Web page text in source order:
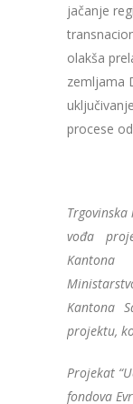
jačanje
olakša
zemljama
procese
vođa
Kantona
projektu,
Projekat
fondova